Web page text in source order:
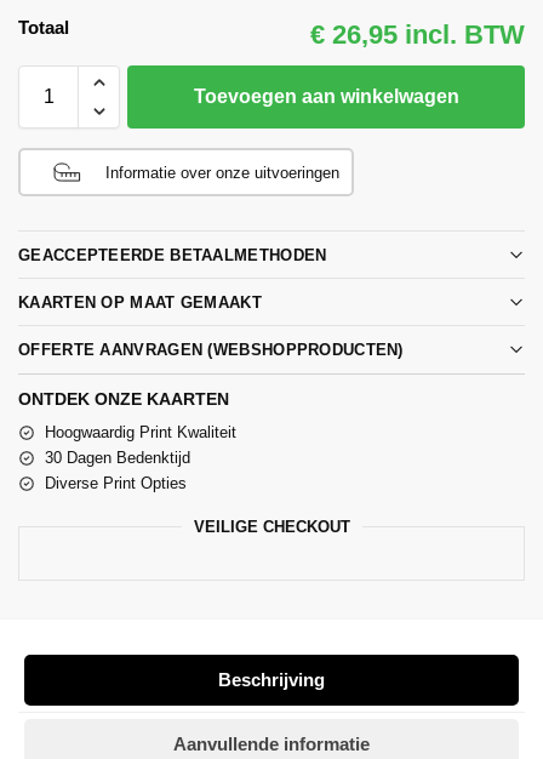
Totaal € 26,95 incl. BTW
Toevoegen aan winkelwagen
Informatie over onze uitvoeringen
GEACCEPTEERDE BETAALMETHODEN
KAARTEN OP MAAT GEMAAKT
OFFERTE AANVRAGEN (WEBSHOPPRODUCTEN)
ONTDEK ONZE KAARTEN
Hoogwaardig Print Kwaliteit
30 Dagen Bedenktijd
Diverse Print Opties
VEILIGE CHECKOUT
Beschrijving
Aanvullende informatie